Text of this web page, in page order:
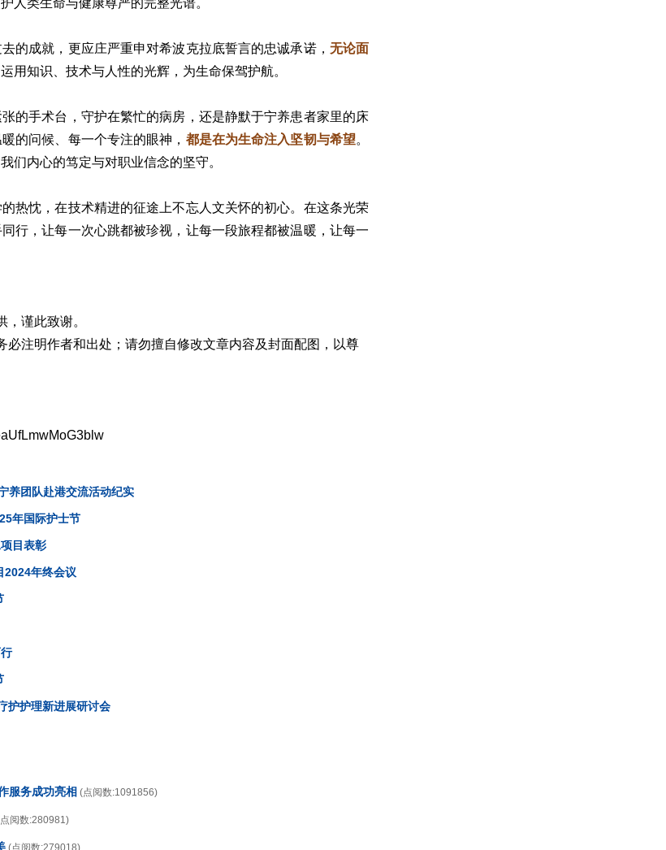
人类生命与健康尊严的完整光谱。
的成就，更应庄严重申对希波克拉底誓言的忠诚承诺， 无论面
运用知识、技术与人性的光辉，为生命保驾护航。
的手术台，守护在繁忙的病房，还是静默于宁养患者家里的床
的问候、每一个专注的眼神， 都是在为生命注入坚韧与希望。
们内心的笃定与对职业信念的坚守。
热忱，在技术精进的征途上不忘人文关怀的初心。在这条光荣
行，让每一次心跳都被珍视，让每一段旅程都被温暖，让每一
谨此致谢。
必注明作者和出处；请勿擅自修改文章内容及封面配图，以尊
养团队赴港交流活动纪实
年国际护士节
目表彰
2024年终会议
护护理新进展研讨会
服务成功亮相 (点阅数:1091856)
阅数:280981)
(点阅数:279018)